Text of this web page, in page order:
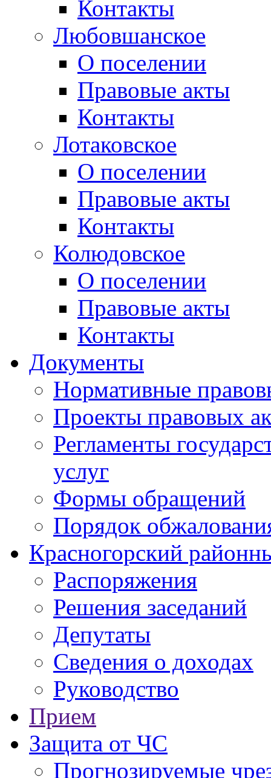
Контакты
Любовшанское
О поселении
Правовые акты
Контакты
Лотаковское
О поселении
Правовые акты
Контакты
Колюдовское
О поселении
Правовые акты
Контакты
Документы
Нормативные
Проекты правовых
Регламенты
услуг
Формы обращений
Порядок
Красногорский
Распоряжения
Решения заседаний
Депутаты
Сведения о доходах
Руководство
Прием
Защита от ЧС
Прогнозируемые